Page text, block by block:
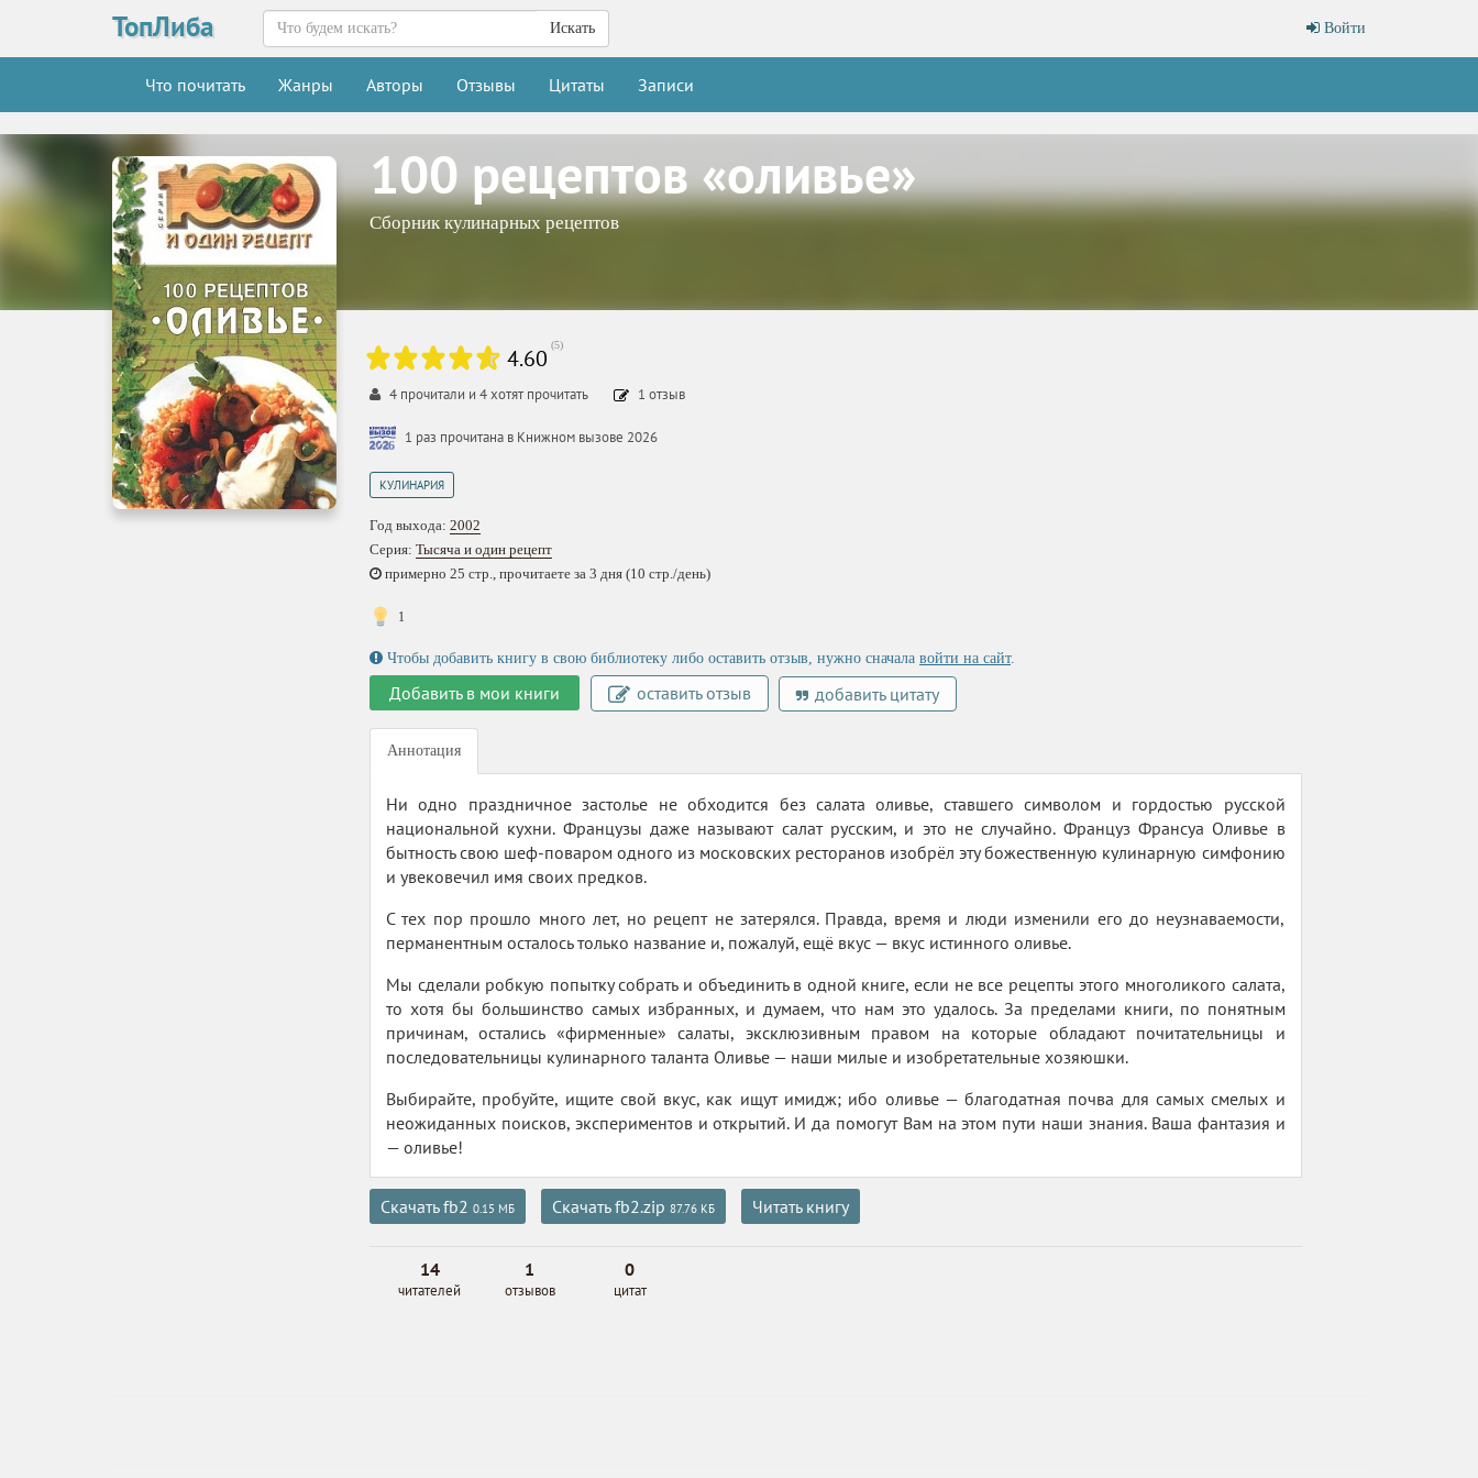
ТопЛиба Войти
Искать
Что почитать Жанры Авторы Отзывы Цитаты Записи
100 рецептов «оливье»
Сборник кулинарных рецептов
4.60 (5)
4 прочитали и 4хотят прочитать 1 отзыв
1 раз прочитана в Книжном вызове 2026
КУЛИНАРИЯ
Год выхода: 2002
Серия: Тысяча и один рецепт
примерно 25 стр., прочитаете за 3 дня (10 стр./день)
1
Чтобы добавить книгу в свою библиотеку либо оставить отзыв, нужно сначала войти на сайт.
Добавить в мои книги оставить отзыв добавить цитату
Аннотация
Ни одно праздничное застолье не обходится без салата оливье, ставшего символом и гордостью русской
национальной кухни. Французы даже называют салат русским, и это не случайно. Француз Франсуа Оливье в
бытность свою шеф-поваром одного из московских ресторанов изобрёл эту божественную кулинарную симфонию
и увековечил имя своих предков.
С тех пор прошло много лет, но рецепт не затерялся. Правда, время и люди изменили его до неузнаваемости,
перманентным осталось только название и, пожалуй, ещё вкус — вкус истинного оливье.
Мы сделали робкую попытку собрать и объединить в одной книге, если не все рецепты этого многоликого салата,
то хотя бы большинство самых избранных, и думаем, что нам это удалось. За пределами книги, по понятным
причинам, остались «фирменные» салаты, эксклюзивным правом на которые обладают почитательницы и
последовательницы кулинарного таланта Оливье — наши милые и изобретательные хозяюшки.
Выбирайте, пробуйте, ищите свой вкус, как ищут имидж; ибо оливье — благодатная почва для самых смелых и
неожиданных поисков, экспериментов и открытий. И да помогут Вам на этом пути наши знания. Ваша фантазия и
— оливье!
Скачать fb2 0.15 МБ Скачать fb2.zip 87.76 КБ Читать книгу
14
читателей
1
отзывов
0
цитат